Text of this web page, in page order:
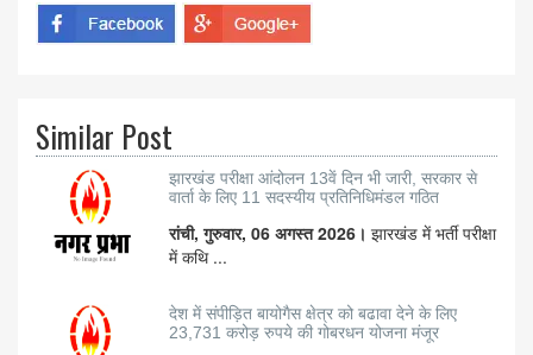
Similar Post
झारखंड परीक्षा आंदोलन 13वें दिन भी जारी, सरकार से
वार्ता के लिए 11 सदस्यीय प्रतिनिधिमंडल गठित
रांची, गुरुवार, 06 अगस्त 2026। झारखंड में भर्ती परीक्षा
में कथि ...
देश में संपीड़ित बायोगैस क्षेत्र को बढावा देने के लिए
23,731 करोड़ रुपये की गोबरधन योजना मंजूर